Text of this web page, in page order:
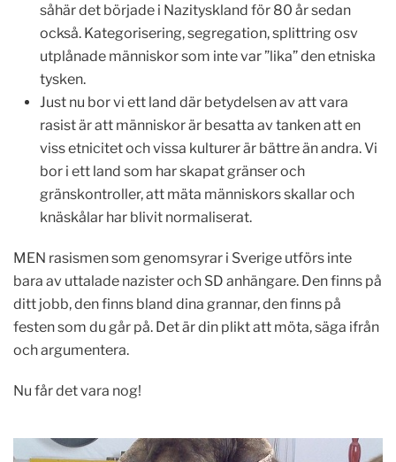
såhär det började i Nazityskland för 80 år sedan
också. Kategorisering, segregation, splittring osv
utplånade människor som inte var ”lika” den etniska
tysken.
Just nu bor vi ett land där betydelsen av att vara
rasist är att människor är besatta av tanken att en
viss etnicitet och vissa kulturer är bättre än andra. Vi
bor i ett land som har skapat gränser och
gränskontroller, att mäta människors skallar och
knäskålar har blivit normaliserat.
MEN rasismen som genomsyrar i Sverige utförs inte
bara av uttalade nazister och SD anhängare. Den finns på
ditt jobb, den finns bland dina grannar, den finns på
festen som du går på. Det är din plikt att möta, säga ifrån
och argumentera.
Nu får det vara nog!